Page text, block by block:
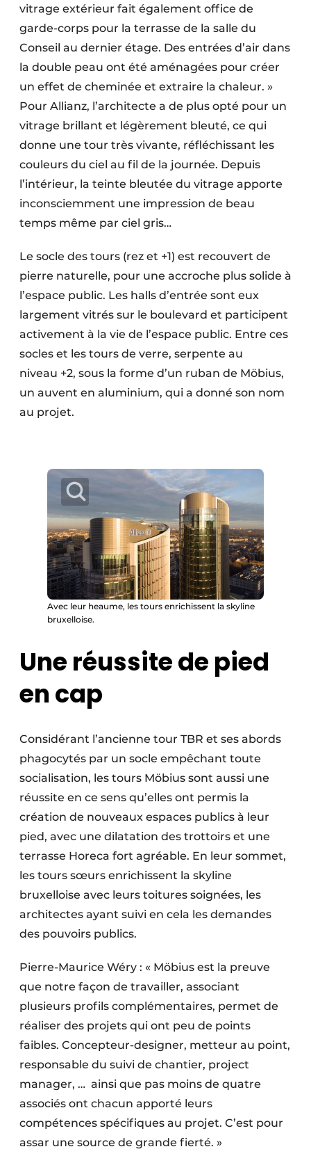
vitrage extérieur fait également office de
garde-corps pour la terrasse de la salle du
Conseil au dernier étage. Des entrées d’air dans
la double peau ont été aménagées pour créer
un effet de cheminée et extraire la chaleur. »
Pour Allianz, l’architecte a de plus opté pour un
vitrage brillant et légèrement bleuté, ce qui
donne une tour très vivante, réfléchissant les
couleurs du ciel au fil de la journée. Depuis
l’intérieur, la teinte bleutée du vitrage apporte
inconsciemment une impression de beau
temps même par ciel gris…
Le socle des tours (rez et +1) est recouvert de
pierre naturelle, pour une accroche plus solide à
l’espace public. Les halls d’entrée sont eux
largement vitrés sur le boulevard et participent
activement à la vie de l’espace public. Entre ces
socles et les tours de verre, serpente au
niveau +2, sous la forme d’un ruban de Möbius,
un auvent en aluminium, qui a donné son nom
au projet.
Avec leur heaume, les tours enrichissent la skyline
bruxelloise.
Une réussite de pied
en cap
Considérant l’ancienne tour TBR et ses abords
phagocytés par un socle empêchant toute
socialisation, les tours Möbius sont aussi une
réussite en ce sens qu’elles ont permis la
création de nouveaux espaces publics à leur
pied, avec une dilatation des trottoirs et une
terrasse Horeca fort agréable. En leur sommet,
les tours sœurs enrichissent la skyline
bruxelloise avec leurs toitures soignées, les
architectes ayant suivi en cela les demandes
des pouvoirs publics.
Pierre-Maurice Wéry : « Möbius est la preuve
que notre façon de travailler, associant
plusieurs profils complémentaires, permet de
réaliser des projets qui ont peu de points
faibles. Concepteur-designer, metteur au point,
responsable du suivi de chantier, project
manager, … ainsi que pas moins de quatre
associés ont chacun apporté leurs
compétences spécifiques au projet. C’est pour
assar une source de grande fierté. »